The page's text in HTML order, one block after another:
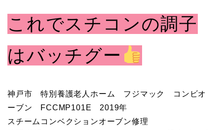
これでスチコンの調子
はバッチグー
神戸市 特別養護老人ホーム フジマック コンビオ
ーブン FCCMP101E 2019年
スチームコンベクションオーブン修理